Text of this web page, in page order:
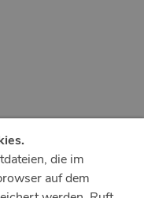
die im
auf dem